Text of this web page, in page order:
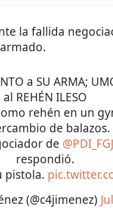
la fallida
a SU ARMA;
al REHÉN ILESO
rehén en un
de balazos.
de
respondió.
pistola.
(@c4jimenez)